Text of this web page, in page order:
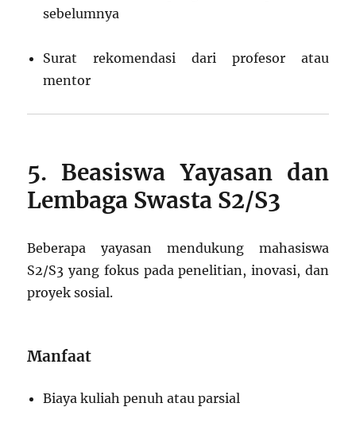
sebelumnya
Surat rekomendasi dari profesor atau
mentor
5. Beasiswa Yayasan dan
Lembaga Swasta S2/S3
Beberapa yayasan mendukung mahasiswa
S2/S3 yang fokus pada penelitian, inovasi, dan
proyek sosial.
Manfaat
Biaya kuliah penuh atau parsial